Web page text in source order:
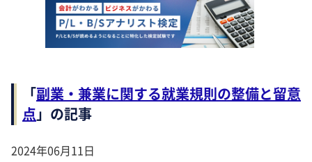
「副業・兼業に関する就業規則の整備と留意
点」の記事
2024年06月11日